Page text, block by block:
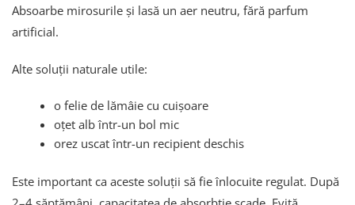
Absoarbe mirosurile și lasă un aer neutru, fără parfum
artificial.
Alte soluții naturale utile:
o felie de lămâie cu cuișoare
oțet alb într-un bol mic
orez uscat într-un recipient deschis
Este important ca aceste soluții să fie înlocuite regulat. După